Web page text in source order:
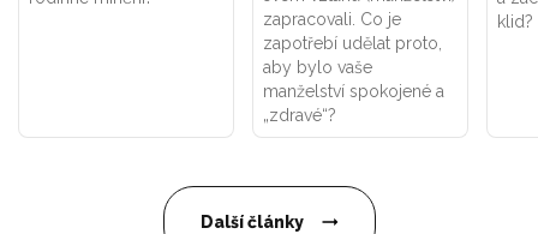
zapracovali. Co je
zapotřebí udělat proto,
aby bylo vaše
manželství spokojené a
„zdravé“?
klid?
Další články